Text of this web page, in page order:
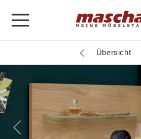
Übersicht